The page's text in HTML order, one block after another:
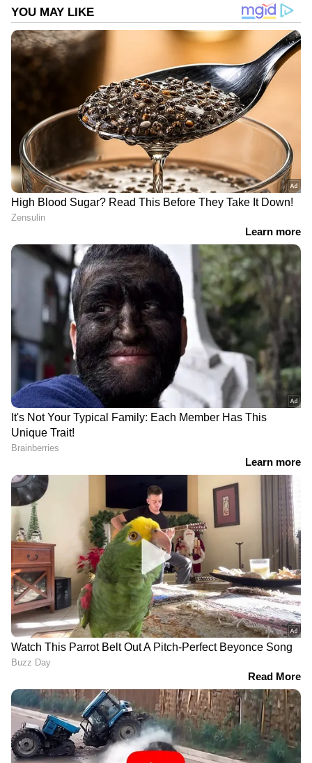
ABOUT THE AUTHOR
WDWeb Desk
DOWNLOAD APP
RECOMMENDED STORIES
ശ്രീകാര്യം ഫ്ലാറ്റിൽ
പതിനേഴാം നിലയിൽ
പൊലീസിനെ അമ്പരപ്പിച്ച
കാഴ്ച, വിശാലിനെ
കുടുക്കിയത് ലഹരി സീക്രട്ട്
അറിഞ്ഞ സുഹൃത്ത്!
കൂടുതൽ വിവരങ്ങൾ
പുറത്ത്
ആഭ്യന്തര മന്ത്രിയുടെ
സ്വകാര്യ വസതിക്ക്
തൊട്ടടുത്ത്, 5 ദിവസമായി
മൂക്ക് പൊത്തി നടന്ന്
നാട്ടുകാർ; ഒടുവിൽ
കോർപറേഷന്‍റെ കണ്ണ്
തുറന്നു
മൃഗസ്നേഹി ഫോണിൽ
പകർത്തിയ ദൃശ്യം
പൊലീസിന് കൈമാറി;
മീൻ പിടിക്കാൻ
എത്തിയവരുടെ ചൂണ്ടയിൽ
കുടുങ്ങിയത് ചാക്ക്;